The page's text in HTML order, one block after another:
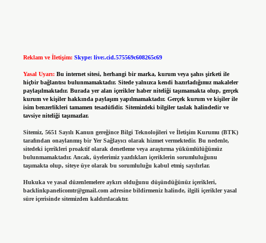
Reklam ve İletişim: Skype: live:.cid.575569c608265c69
Yasal Uyarı: Bu internet sitesi, herhangi bir marka, kurum veya şahıs şirketi ile
hiçbir bağlantısı bulunmamaktadır. Sitede yalnızca kendi hazırladığımız makaleler
paylaşılmaktadır. Burada yer alan içerikler haber niteliği taşımamakta olup, gerçek
kurum ve kişiler hakkında paylaşım yapılmamaktadır. Gerçek kurum ve kişiler ile
isim benzerlikleri tamamen tesadüfidir. Sitemizdeki bilgiler taslak halindedir ve
tavsiye niteliği taşımazlar.
Sitemiz, 5651 Sayılı Kanun gereğince Bilgi Teknolojileri ve İletişim Kurumu (BTK)
tarafından onaylanmış bir Yer Sağlayıcı olarak hizmet vermektedir. Bu nedenle,
sitedeki içerikleri proaktif olarak denetleme veya araştırma yükümlülüğümüz
bulunmamaktadır. Ancak, üyelerimiz yazdıkları içeriklerin sorumluluğunu
taşımakta olup, siteye üye olarak bu sorumluluğu kabul etmiş sayılırlar.
Hukuka ve yasal düzenlemelere aykırı olduğunu düşündüğünüz içerikleri,
backlinkpanelicomtr@gmail.comadresine bildirmeniz halinde, ilgili içerikler yasal
süre içerisinde sitemizden kaldırılacaktır.